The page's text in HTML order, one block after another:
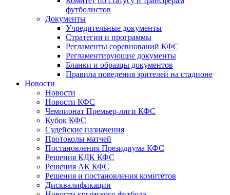
футболистов
Документы
Учредительные документы
Стратегии и программы
Регламенты соревнований КФС
Регламентирующие документы
Бланки и образцы документов
Правила поведения зрителей на стадионе
Новости
Новости
Новости КФС
Чемпионат Премьер-лиги КФС
Кубок КФС
Судейские назначения
Протоколы матчей
Постановления Президиума КФС
Решения КДК КФС
Решения АК КФС
Решения и постановления комитетов
Дисквалификации